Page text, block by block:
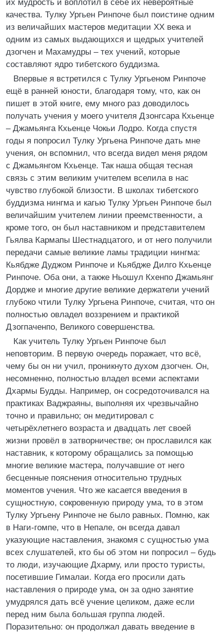
их мудрость и воплотил в себе их невероятные
качества. Тулку Ургьен Ринпоче был поистине одним
из величайших мастеров медитации XX века и
одним из самых выдающихся и щедрых учителей
дзогчен и Махамудры – тех учений, которые
составляют ядро тибетского буддизма.
Впервые я встретился с Тулку Ургьеном Ринпоче
ещё в ранней юности, благодаря тому, что, как он
пишет в этой книге, ему много раз доводилось
получать учения у моего учителя Дзонгсара Кхьенце
– Джамьянга Кхьенце Чокьи Лодро. Когда спустя
годы я попросил Тулку Ургьена Ринпоче дать мне
учения, он вспомнил, что всегда видел меня рядом
с Джамьянгом Кхьенце. Так наша общая тесная
связь с этим великим учителем вселила в нас
чувство глубокой близости. В школах тибетского
буддизма нингма и кагью Тулку Ургьен Ринпоче был
величайшим учителем линии преемственности, а
кроме того, он был наставником и представителем
Гьялва Кармапы Шестнадцатого, и от него получили
передачи самые великие ламы традиции нингма:
Кьябдже Дуджом Ринпоче и Кьябдже Дилго Кхьенце
Ринпоче. Оба они, а также Ньошул Кхенпо Джамьянг
Дордже и многие другие великие держатели учений
глубоко чтили Тулку Ургьена Ринпоче, считая, что он
полностью овладел воззрением и практикой
Дзогпаченпо, Великого совершенства.
Как учитель Тулку Ургьен Ринпоче был
неповторим. В первую очередь поражает, что всё,
чему бы он ни учил, проникнуто духом дзогчен. Он,
несомненно, полностью владел всеми аспектами
Дхармы Будды. Например, он сосредоточивался на
практиках Ваджраяны, выполняя их чрезвычайно
точно и правильно; он медитировал с
четырёхлетнего возраста и двадцать лет своей
жизни провёл в затворничестве; он прославился как
наставник, к которому обращались за помощью
многие великие мастера, получавшие от него
бесценные пояснения относительно трудных
моментов учения. Что же касается введения в
сущностную, сокровенную природу ума, то в этом
Тулку Ургьену Ринпоче не было равных. Помню, как
в Наги-гомпе, что в Непале, он всегда давал
указующие наставления, знакомя с сущностью ума
всех слушателей, кто бы об этом ни попросил – будь
то люди, изучающие Дхарму, или просто туристы,
посетившие Гималаи. Когда его просили дать
наставления о природе ума, он за одно занятие
умудрялся дать всё учение целиком, даже если
перед ним была большая группа людей.
Поразительно: он продолжал давать введение в